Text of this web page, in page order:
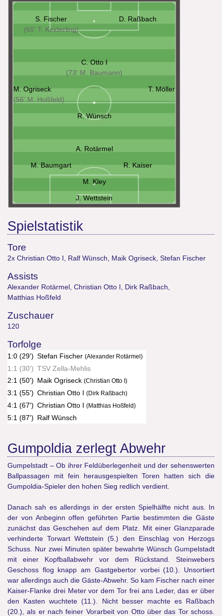
S. Fischer
(65' T. Keiderling)
D. Raßbach
C. Otto I
(73' M. Baumann)
M. Ogriseck
(56' M. Hoßfeld)
T. Möller
R. Wünsch
A. Rotärmel
M. Baumgart R. Kaiser
M. Kley
J. Wettstein
Spielstatistik
Tore
2x Christian Otto I Ralf Wünsch Maik Ogriseck Stefan Fischer
Assists
Alexander Rotärmel Christian Otto I Dirk Raßbach
Matthias Hoßfeld
Zuschauer
120
Torfolge
1:0 (29') Stefan Fischer (Alexander Rotärmel)
1:1 (30') TSV Zella-Mehlis
2:1 (50') Maik Ogriseck (Christian Otto I)
3:1 (55') Christian Otto I (Dirk Raßbach)
4:1 (67') Christian Otto I (Matthias Hoßfeld)
5:1 (87') Ralf Wünsch
Gumpoldia zerlegt Abwehr
Gumpelstadt – Ob ihrer Feldüberlegenheit und der sehenswerten
Ballpassagen mit fein herausgespielten Toren hatten sich die
Gumpoldia-Spieler den hohen Sieg redlich verdient.
Danach sah es allerdings in der ersten Spielhälfte nicht aus. In
der von Anbeginn offen geführten Partie bestimmten die Gäste
zunächst das Geschehen auf dem Platz. Mit einer Glanzparade
verhinderte Torwart Wettstein (5.) den Einschlag von Herzogs
Schuss. Nur zwei Minuten später bewahrte Wünsch Gumpelstadt
mit einer Kopfballabwehr vor dem Rückstand. Steinwebers
Geschoss flog knapp am Gastgebertor vorbei (10.). Unsortiert
war allerdings auch die Gäste-Abwehr. So kam Fischer nach einer
Kaiser-Flanke drei Meter vor dem Tor frei ans Leder, das er über
den Kasten wuchtete (11.). Nicht besser machte es Raßbach
(20.), als er nach feiner Vorarbeit von Otto über das Tor schoss.